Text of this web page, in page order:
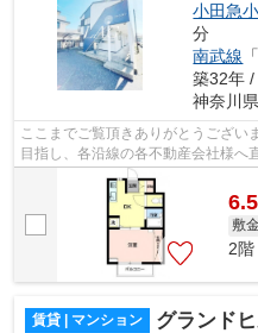
小田急
分
南武線
築32年 /
神奈川県
ここまでご覧頂きありがとうござい
目指し、各沿線の各不動産会社様へ
様へ提供しております！最新の情報は
6.5
敷
2
賃貸 | マンション グランド